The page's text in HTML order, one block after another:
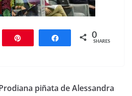
Share 0
SHARES
piñata de Alessandra